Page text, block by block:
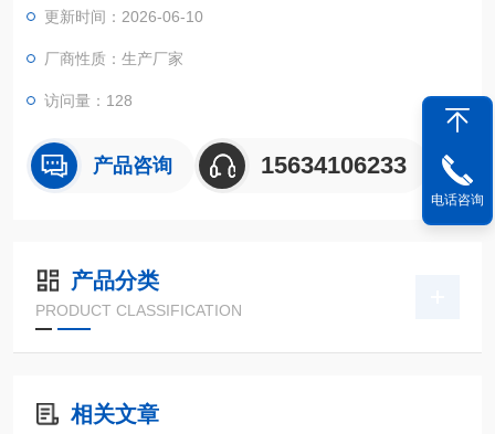
2 负荷、自由高、压并高度，自动生成规范试验报告。
更新时间：2026-06-10
厂商性质：生产厂家
访问量：128
产品咨询 15634106233
产品分类
PRODUCT CLASSIFICATION
相关文章
电话咨询